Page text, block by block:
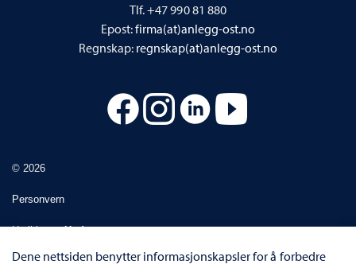
Tlf. +47 990 81 880
Epost:firma(at)anlegg-ost.no
Regnskap: regnskap(at)anlegg-ost.no
© 2026
Personvern
Utviklet avUpday
Dene nettsiden benytter informasjonskapsler for å forbedre